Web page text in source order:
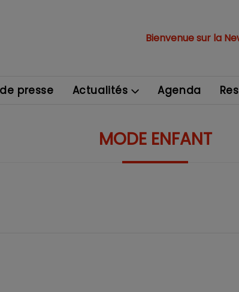
Bienvenue sur la
presse Actualités Agenda
MODE ENFANT